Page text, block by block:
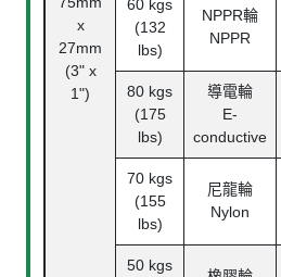
x
27mm
(3" x
1")
60 kgs
(132
lbs)
NPPR輪
NPPR
80 kgs
(175
lbs)
導電輪
E-
conductive
70 kgs
(155
lbs)
尼龍輪
Nylon
50 kgs